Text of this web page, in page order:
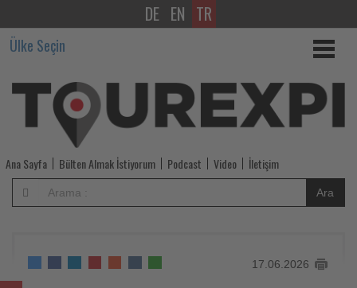
Mısır
Çarşısı
yaklaşık
400
yıldır
İstanbul
ticaretinin
simgesi
olmayı
DE EN TR
Ülke Seçin
Ana Sayfa Bülten Almak İstiyorum Podcast Video İletişim
Ara
17.06.2026